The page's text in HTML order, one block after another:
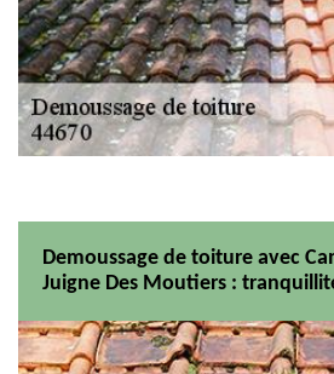
Demoussage de toiture avec
Juigne Des Moutiers :